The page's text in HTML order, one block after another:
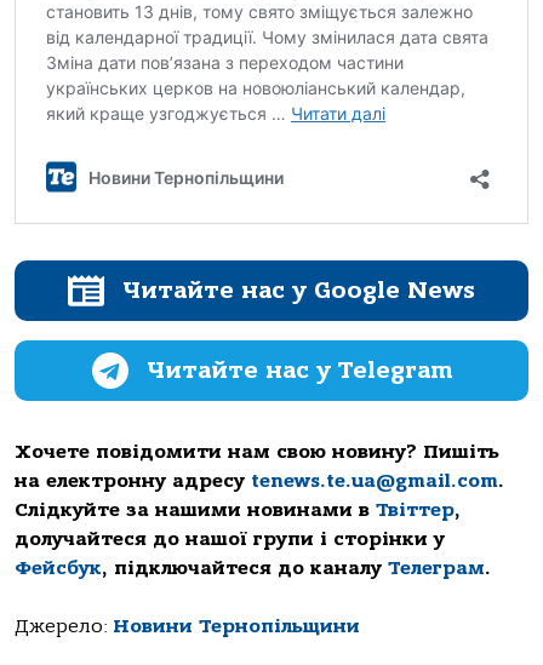
Читайте нас у Google News
Читайте нас у Telegram
Хочете повідомити нам свою новину? Пишіть
на електронну адресу tenews.te.ua@gmail.com.
Слідкуйте за нашими новинами в Твіттер,
долучайтеся до нашої групи і сторінки у
Фейсбук, підключайтеся до каналу Телеграм.
Джерело: Новини Тернопільщини